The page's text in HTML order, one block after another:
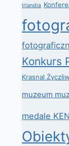
Irlandia
Konkurs
Krasnal
muzeum
medale KEN